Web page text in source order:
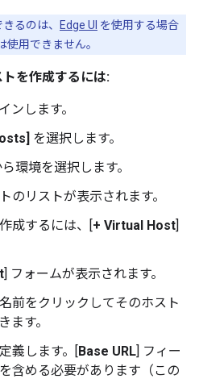
るのは、 Edge UI を使用する場合
使用できません。
を作成するには:
ンします。
を選択します。
環境を選択します。
のリストが表示されます。
成するには、[+ Virtual Host]
] フォームが表示されます。
前をクリックしてそのホスト
ます。
義します。[Base URL] フィー
含める必要があります（この